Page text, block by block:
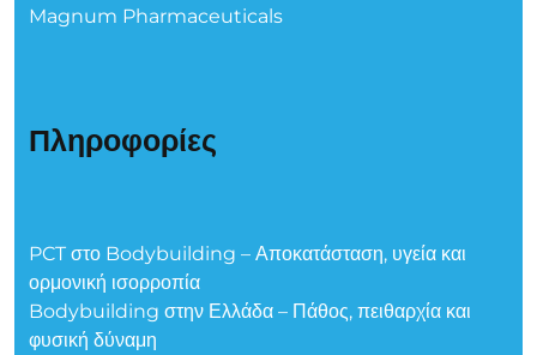
Magnum Pharmaceuticals
Πληροφορίες
PCT στο Bodybuilding – Αποκατάσταση, υγεία και
ορμονική ισορροπία
Bodybuilding στην Ελλάδα – Πάθος, πειθαρχία και
φυσική δύναμη